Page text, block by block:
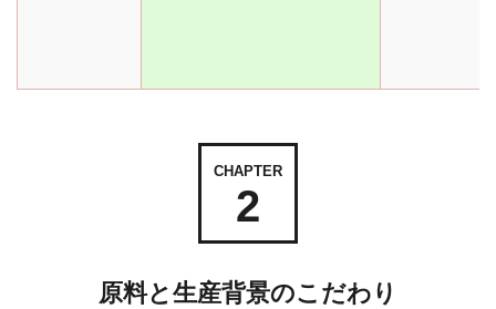
CHAPTER
2
原料と生産背景のこだわり